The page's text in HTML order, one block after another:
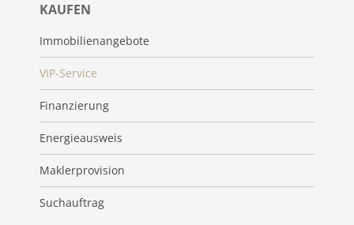
KAUFEN
Immobilienangebote
VIP-Service
Finanzierung
Energieausweis
Maklerprovision
Suchauftrag